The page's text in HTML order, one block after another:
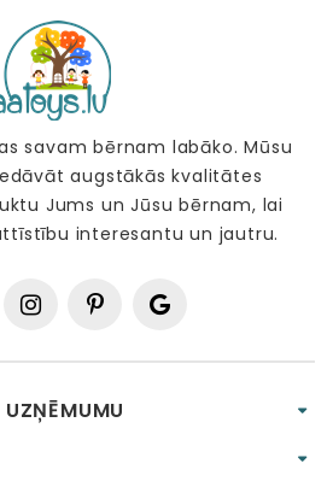
savam bērnam labāko. Mūsu
augstākās kvalitātes
Jums un Jūsu bērnam, lai
interesantu un jautru.